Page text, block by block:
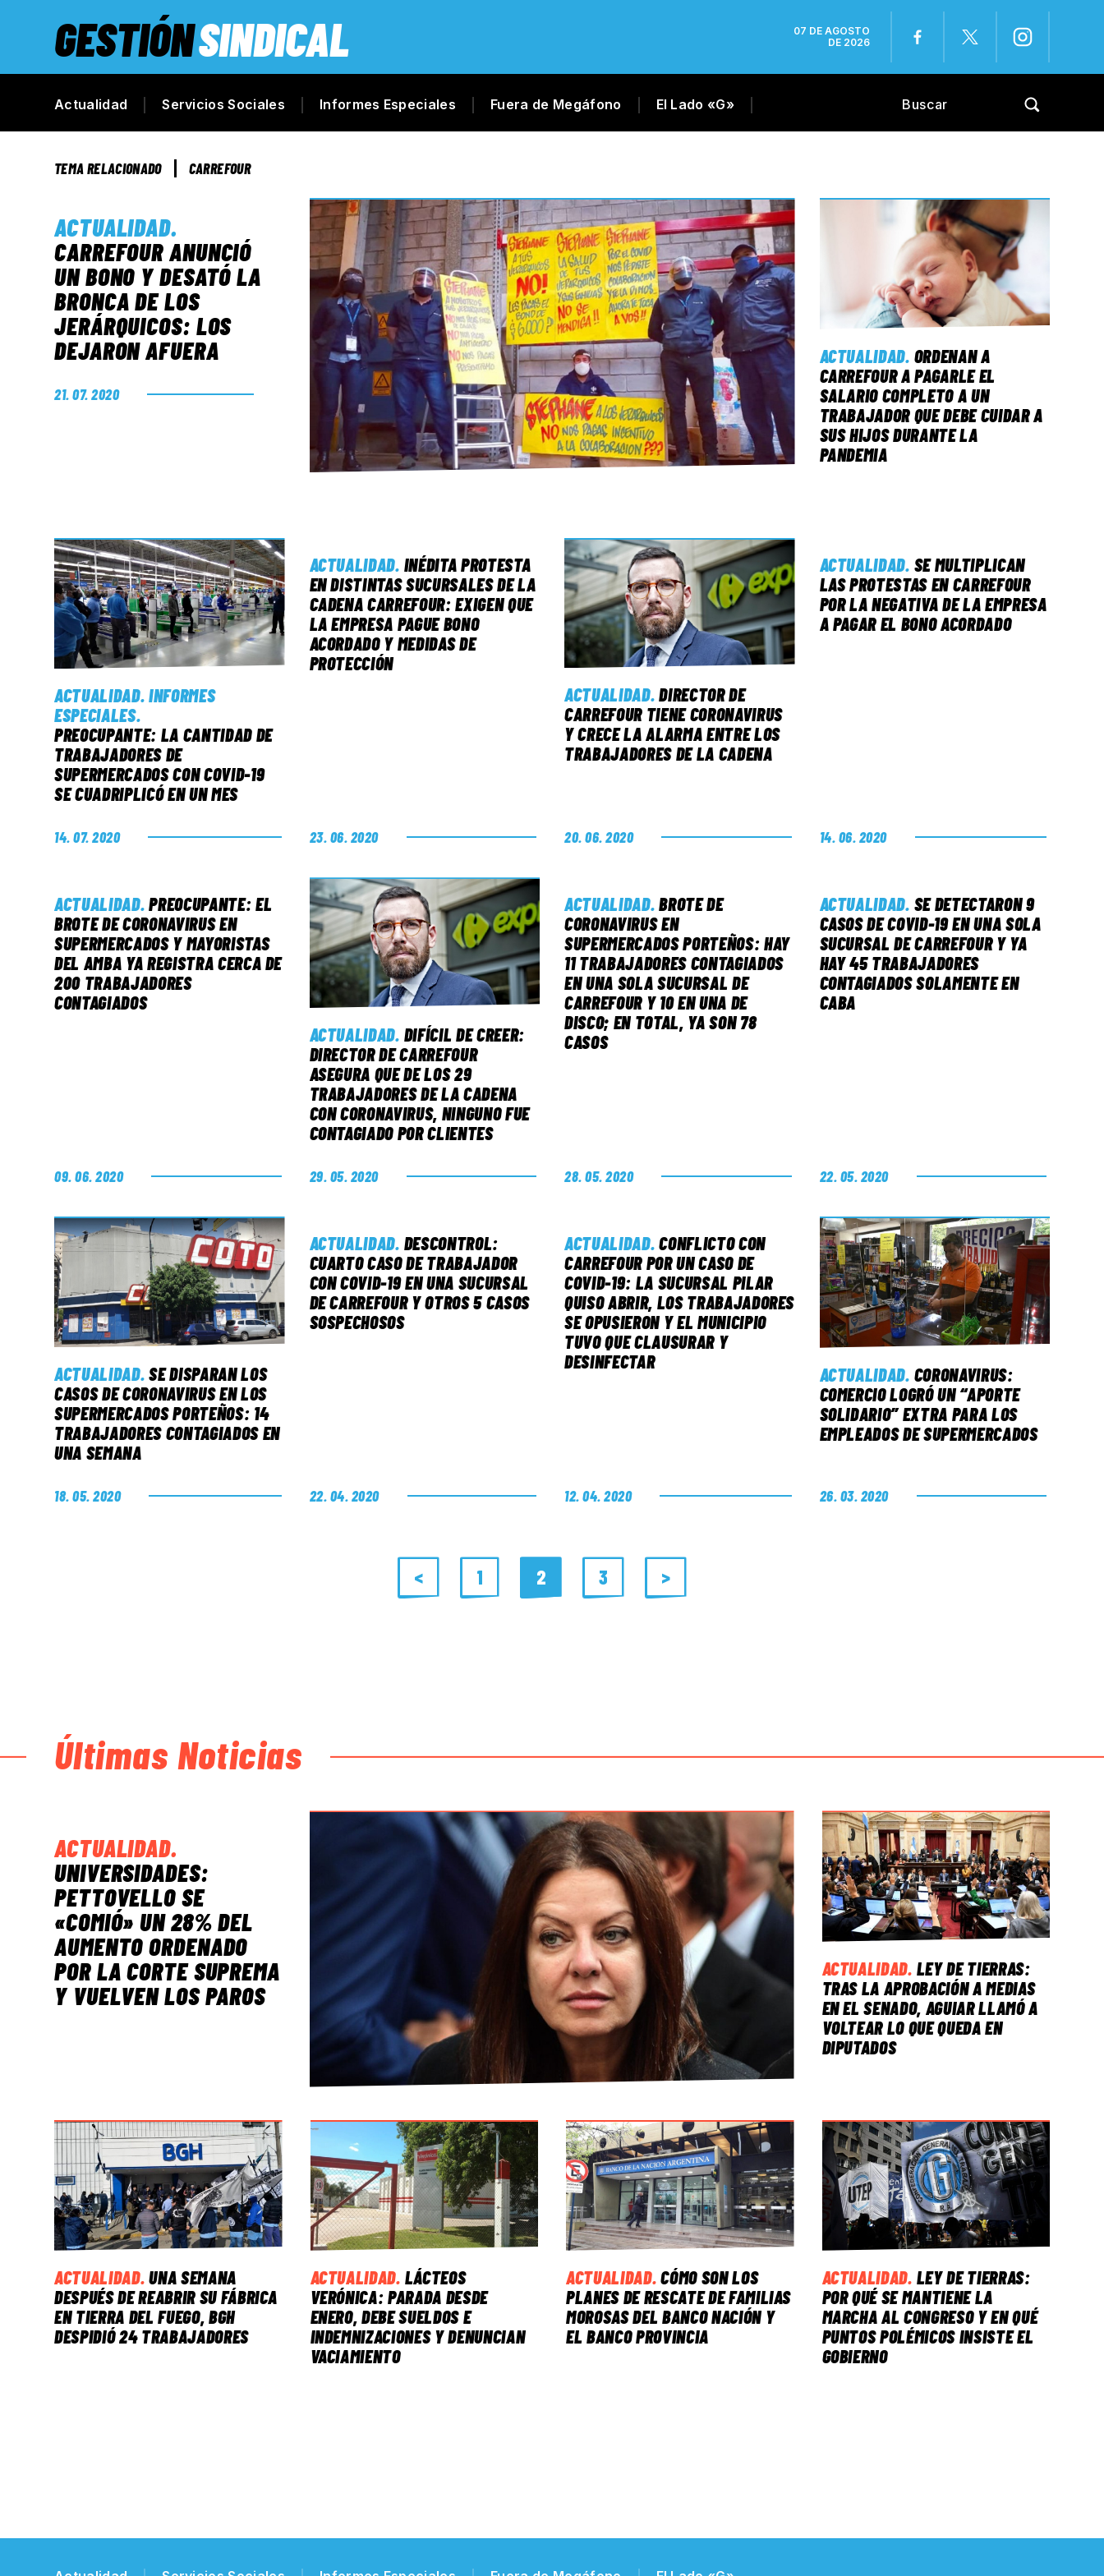
GESTIÓNSINDICAL
07 DE AGOSTO
DE 2026
Actualidad Servicios Sociales Informes Especiales Fuera de Megáfono El Lado «G»
TEMA RELACIONADO CARREFOUR
ACTUALIDAD.
CARREFOUR ANUNCIÓ
UN BONO Y DESATÓ LA
BRONCA DE LOS
JERÁRQUICOS: LOS
DEJARON AFUERA
21. 07. 2020
ACTUALIDAD. ORDENAN A
CARREFOUR A PAGARLE EL
SALARIO COMPLETO A UN
TRABAJADOR QUE DEBE CUIDAR A
SUS HIJOS DURANTE LA
PANDEMIA
ACTUALIDAD.INFORMES
ESPECIALES.
PREOCUPANTE: LA CANTIDAD DE
TRABAJADORES DE
SUPERMERCADOS CON COVID-19
SE CUADRIPLICÓ EN UN MES
14. 07. 2020
ACTUALIDAD. INÉDITA PROTESTA
EN DISTINTAS SUCURSALES DE LA
CADENA CARREFOUR: EXIGEN QUE
LA EMPRESA PAGUE BONO
ACORDADO Y MEDIDAS DE
PROTECCIÓN
23. 06. 2020
ACTUALIDAD. DIRECTOR DE
CARREFOUR TIENE CORONAVIRUS
Y CRECE LA ALARMA ENTRE LOS
TRABAJADORES DE LA CADENA
20. 06. 2020
ACTUALIDAD. SE MULTIPLICAN
LAS PROTESTAS EN CARREFOUR
POR LA NEGATIVA DE LA EMPRESA
A PAGAR EL BONO ACORDADO
14. 06. 2020
ACTUALIDAD. PREOCUPANTE: EL
BROTE DE CORONAVIRUS EN
SUPERMERCADOS Y MAYORISTAS
DEL AMBA YA REGISTRA CERCA DE
200 TRABAJADORES
CONTAGIADOS
09. 06. 2020
ACTUALIDAD. DIFÍCIL DE CREER:
DIRECTOR DE CARREFOUR
ASEGURA QUE DE LOS 29
TRABAJADORES DE LA CADENA
CON CORONAVIRUS, NINGUNO FUE
CONTAGIADO POR CLIENTES
29. 05. 2020
ACTUALIDAD. BROTE DE
CORONAVIRUS EN
SUPERMERCADOS PORTEÑOS: HAY
11 TRABAJADORES CONTAGIADOS
EN UNA SOLA SUCURSAL DE
CARREFOUR Y 10 EN UNA DE
DISCO; EN TOTAL, YA SON 78
CASOS
28. 05. 2020
ACTUALIDAD. SE DETECTARON 9
CASOS DE COVID-19 EN UNA SOLA
SUCURSAL DE CARREFOUR Y YA
HAY 45 TRABAJADORES
CONTAGIADOS SOLAMENTE EN
CABA
22. 05. 2020
ACTUALIDAD. SE DISPARAN LOS
CASOS DE CORONAVIRUS EN LOS
SUPERMERCADOS PORTEÑOS: 14
TRABAJADORES CONTAGIADOS EN
UNA SEMANA
18. 05. 2020
ACTUALIDAD. DESCONTROL:
CUARTO CASO DE TRABAJADOR
CON COVID-19 EN UNA SUCURSAL
DE CARREFOUR Y OTROS 5 CASOS
SOSPECHOSOS
22. 04. 2020
ACTUALIDAD. CONFLICTO CON
CARREFOUR POR UN CASO DE
COVID-19: LA SUCURSAL PILAR
QUISO ABRIR, LOS TRABAJADORES
SE OPUSIERON Y EL MUNICIPIO
TUVO QUE CLAUSURAR Y
DESINFECTAR
12. 04. 2020
ACTUALIDAD. CORONAVIRUS:
COMERCIO LOGRÓ UN “APORTE
SOLIDARIO” EXTRA PARA LOS
EMPLEADOS DE SUPERMERCADOS
26. 03. 2020
< 1 2 3 >
Últimas Noticias
ACTUALIDAD.
UNIVERSIDADES:
PETTOVELLO SE
«COMIÓ» UN 28% DEL
AUMENTO ORDENADO
POR LA CORTE SUPREMA
Y VUELVEN LOS PAROS
ACTUALIDAD. LEY DE TIERRAS:
TRAS LA APROBACIÓN A MEDIAS
EN EL SENADO, AGUIAR LLAMÓ A
VOLTEAR LO QUE QUEDA EN
DIPUTADOS
ACTUALIDAD. UNA SEMANA
DESPUÉS DE REABRIR SU FÁBRICA
EN TIERRA DEL FUEGO, BGH
DESPIDIÓ 24 TRABAJADORES
ACTUALIDAD. LÁCTEOS
VERÓNICA: PARADA DESDE
ENERO, DEBE SUELDOS E
INDEMNIZACIONES Y DENUNCIAN
VACIAMIENTO
ACTUALIDAD. CÓMO SON LOS
PLANES DE RESCATE DE FAMILIAS
MOROSAS DEL BANCO NACIÓN Y
EL BANCO PROVINCIA
ACTUALIDAD. LEY DE TIERRAS:
POR QUÉ SE MANTIENE LA
MARCHA AL CONGRESO Y EN QUÉ
PUNTOS POLÉMICOS INSISTE EL
GOBIERNO